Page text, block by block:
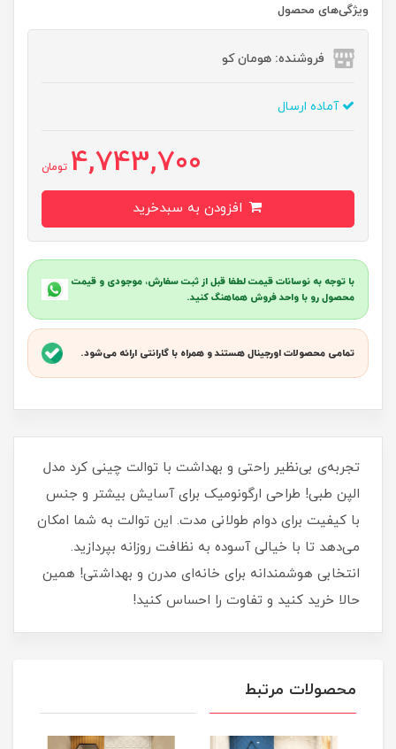
ویژگی‌های محصول
فروشنده: هومان کو
آماده ارسال
4,743,700 تومان
با توجه به نوسانات قیمت لطفا قبل از ثبت سفارش، موجودی و قیمت
محصول رو با واحد فروش هماهنگ کنید.
تمامی محصولات اورجینال هستند و همراه با گارانتی ارائه می‌شود.
تجربه‌ی بی‌نظیر راحتی و بهداشت با توالت چینی کرد مدل
الپن طبی! طراحی ارگونومیک برای آسایش بیشتر و جنس
با کیفیت برای دوام طولانی مدت. این توالت به شما امکان
می‌دهد تا با خیالی آسوده به نظافت روزانه بپردازید.
انتخابی هوشمندانه برای خانه‌ای مدرن و بهداشتی! همین
حالا خرید کنید و تفاوت را احساس کنید!
محصولات مرتبط